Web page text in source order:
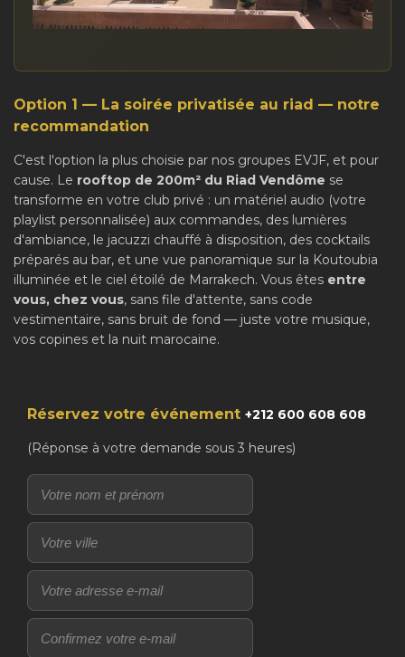
Option 1 — La soirée privatisée au riad — notre
recommandation
C'est l'option la plus choisie par nos groupes EVJF, et pour
cause. Le rooftop de 200m² du Riad Vendôme se
transforme en votre club privé : un matériel audio (votre
playlist personnalisée) aux commandes, des lumières
d'ambiance, le jacuzzi chauffé à disposition, des cocktails
préparés au bar, et une vue panoramique sur la Koutoubia
illuminée et le ciel étoilé de Marrakech. Vous êtes entre
vous, chez vous, sans file d'attente, sans code
vestimentaire, sans bruit de fond — juste votre musique,
vos copines et la nuit marocaine.
Réservez votre événement +212 600 608 608
(Réponse à votre demande sous 3 heures)